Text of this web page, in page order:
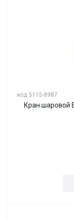
код 5115-8987
Кран шаровой